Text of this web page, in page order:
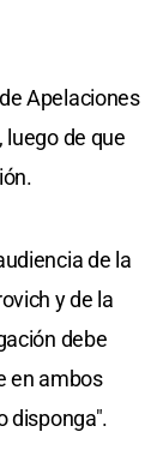
Apelaciones
luego de que
de la
y de la
debe
en ambos
disponga".